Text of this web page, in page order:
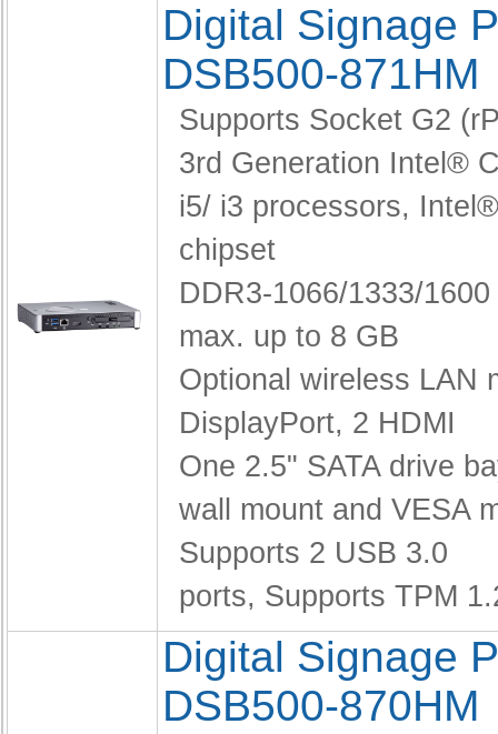
Digital Signage
DSB500-871HM
Supports Socket G2
3rd Generation Intel®
i5/ i3 processors,
chipset
DDR3-1066/1333/
max. up to 8 GB
Optional wireless LAN
DisplayPort, 2 HDMI
One 2.5" SATA drive
wall mount and VESA
Supports 2 USB 3.0
ports, Supports TPM
Digital Signage
DSB500-870HM